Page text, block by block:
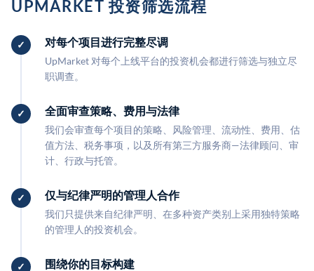
UPMARKET 投资筛选流程
对每个项目进行完整尽调
UpMarket 对每个上线平台的投资机会都进行筛选与独立尽
职调查。
全面审查策略、费用与法律
我们会审查每个项目的策略、风险管理、流动性、费用、估
值方法、税务事项，以及所有第三方服务商—法律顾问、审
计、行政与托管。
仅与纪律严明的管理人合作
我们只提供来自纪律严明、在多种资产类别上采用独特策略
的管理人的投资机会。
围绕你的目标构建